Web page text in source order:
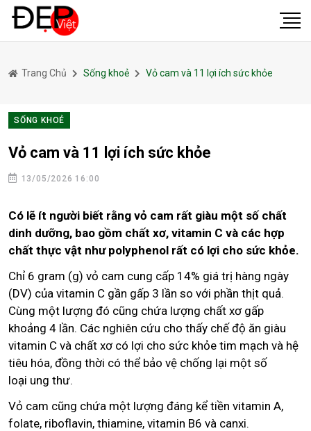
Trang Chủ Sống khoẻ Vỏ cam và 11 lợi ích sức khỏe
SỐNG KHOẺ
Vỏ cam và 11 lợi ích sức khỏe
13/05/2026 16:00
Có lẽ ít người biết rằng vỏ cam rất giàu một số chất
dinh dưỡng, bao gồm chất xơ, vitamin C và các hợp
chất thực vật như polyphenol rất có lợi cho sức khỏe.
Chỉ 6 gram (g) vỏ cam cung cấp 14% giá trị hàng ngày
(DV) của vitamin C gần gấp 3 lần so với phần thịt quả.
Cùng một lượng đó cũng chứa lượng chất xơ gấp
khoảng 4 lần. Các nghiên cứu cho thấy chế độ ăn giàu
vitamin C và chất xơ có lợi cho sức khỏe tim mạch và hệ
tiêu hóa, đồng thời có thể bảo vệ chống lại một số
loại ung thư.
Vỏ cam cũng chứa một lượng đáng kể tiền vitamin A,
folate, riboflavin, thiamine, vitamin B6 và canxi.